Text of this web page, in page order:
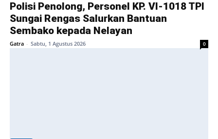
Polisi Penolong, Personel KP. VI-1018 TPI
Sungai Rengas Salurkan Bantuan
Sembako kepada Nelayan
Gatra - Sabtu, 1 Agustus 2026 0